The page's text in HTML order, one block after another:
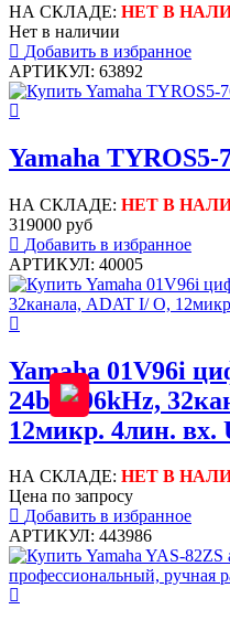
НА СКЛАДЕ: НЕТ В
Нет в наличии
Добавить в избранное
АРТИКУЛ: 63892
Yamaha TYROS5-
НА СКЛАДЕ: НЕТ В
319000 руб
Добавить в избранное
АРТИКУЛ: 40005
Yamaha 01V96i
24bit/ 96kHz,
12микр. 4лин. вх.
НА СКЛАДЕ: НЕТ В
Цена по запросу
Добавить в избранное
АРТИКУЛ: 443986